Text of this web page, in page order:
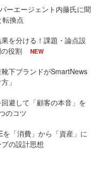
ーエージェント内藤氏に聞
転換点
を分ける！課題・論点設
役割
NEW
下ブランドがSmartNews
」
避して「顧客の本音」を
のコツ
「消費」から「資産」に
の設計思想